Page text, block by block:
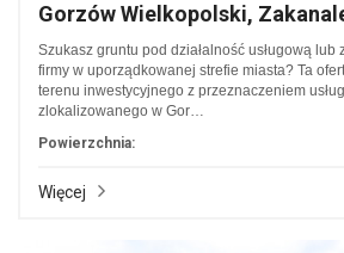
Gorzów Wielkopolski,
Szukasz gruntu pod działalność usługową lub
firmy w uporządkowanej strefie miasta? Ta
terenu inwestycyjnego z przeznaczeniem
zlokalizowanego w Gor…
Powierzchnia:
Więcej